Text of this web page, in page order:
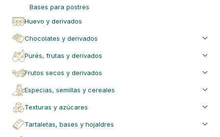
bases para postres
huevo y derivados
chocolates y derivados
purés, frutas y derivados
frutos secos y derivados
especias, semillas y cereales
texturas y azúcares
tartaletas, bases y hojaldres